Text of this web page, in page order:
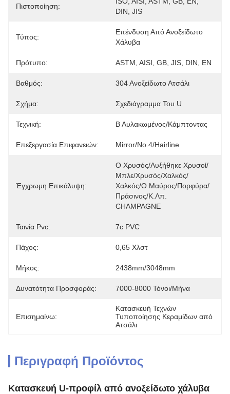
Πιστοποίηση:
DIN, JIS
Τύπος:
Επένδυση Από Ανοξείδωτο
Χάλυβα
Πρότυπο: ASTM, AISI, GB, JIS, DIN, EN
Βαθμός: 304 Ανοξείδωτο Ατσάλι
Σχήμα: Σχεδιάγραμμα Του U
Τεχνική: Β Αυλακωμένος/κάμπτοντας
Επεξεργασία Επιφανειών: Mirror/No.4/Hairline
Έγχρωμη Επικάλυψη:
Ο Χρυσός/αυξήθηκε Χρυσοί/
Μπλε/χρυσός/χαλκός/
Χαλκός/ο Μαύρος/πορφύρα/
Πράσινος/κ.λπ.
CHAMPAGNE
Ταινία Pvc: 7c PVC
Πάχος: 0,65 Χλστ
Μήκος: 2438mm/3048mm
Δυνατότητα Προσφοράς: 7000-8000 Τόνοι/μήνα
Επισημαίνω:
Κατασκευή Τεχνών
Τυποποίησης Κεραμίδων από
Ατσάλι
Περιγραφή Προϊόντος
Κατασκευή U-προφίλ από ανοξείδωτο χάλυβα